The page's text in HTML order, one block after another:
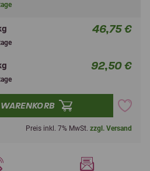
46,75 €
92,50 €
WARENKORB
Preis inkl. 7% MwSt. zzgl. Versand